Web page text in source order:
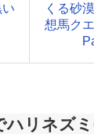
くる砂
想馬ク
ハリネズ